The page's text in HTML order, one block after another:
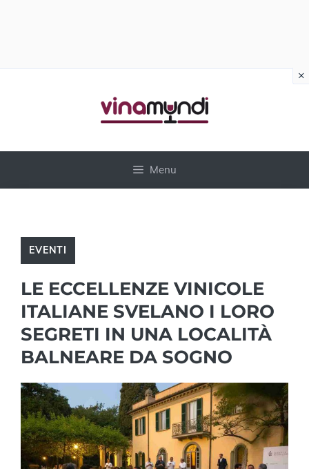
Menu
EVENTI
LE ECCELLENZE VINICOLE
ITALIANE SVELANO I LORO
SEGRETI IN UNA LOCALITÀ
BALNEARE DA SOGNO
×